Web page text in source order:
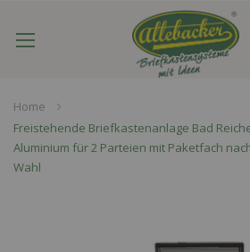
Home
Freistehende Briefkastenanlage Bad
Aluminium für 2 Parteien mit Paketfach
Wahl